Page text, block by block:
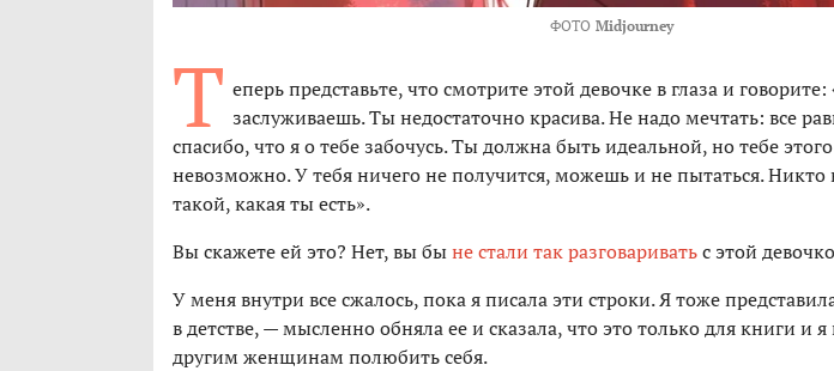
ФОТО Midjourney
Т еперь представьте, что смотрите этой девочке в глаза и
заслуживаешь. Ты недостаточно красива. Не надо мечтать: все
спасибо, что я о тебе забочусь. Ты должна быть идеальной, но тебе
невозможно. У тебя ничего не получится, можешь и не пытаться. Никто
такой, какая ты есть».
Вы скажете ей это? Нет, вы быне стали так разговариватьс этой
У меня внутри все сжалось, пока я писала эти строки. Я тоже
в детстве, — мысленно обняла ее и сказала, что это только для книги и
другим женщинам полюбить себя.